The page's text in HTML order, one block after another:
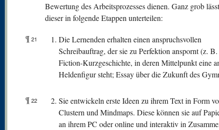
Bewertung des Arbeitsprozesses dienen. Ganz grob
dieser in folgende Etappen unterteilen:
¶ 21
Die Lernenden erhalten einen anspruchsvollen
Schreibauftrag, der sie zu Perfektion anspornt (z.
Fiction-Kurzgeschichte, in deren Mittelpunkt eine
Heldenfigur steht; Essay über die Zukunft des
¶ 22
Sie entwickeln erste Ideen zu ihrem Text in Form
Clustern und Mindmaps. Diese können sie auf
an ihrem PC oder online und interaktiv in